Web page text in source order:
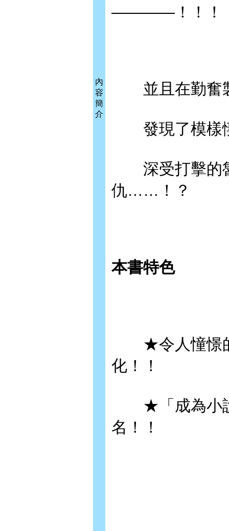
內
容
簡
介
————！！！
並且在勤奮製
發現了模樣
深受打擊的
仇……！？
本書特色
★令人憧憬的
化！！
★「成為小說
名！！